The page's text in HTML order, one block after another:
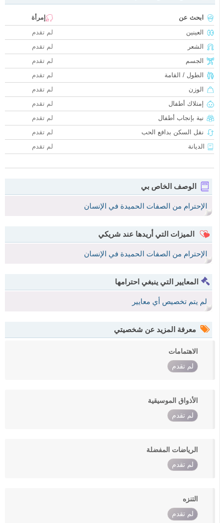
ابحث عن
إمرأة
العينين
لم تقدم
الشعر
لم تقدم
الجسم
لم تقدم
الطول / القامة
لم تقدم
الوزن
لم تقدم
إمتلاك أطفال
لم تقدم
نية بإنجاب أطفال
لم تقدم
نقل السكن بدافع الحب
لم تقدم
الديانة
لم تقدم
الوصف الخاص بي
الإحترام من الصفات الحميدة في الإنسان
الميزات التي أريدها عند شريكي
الإحترام من الصفات الحميدة في الإنسان
المعايير التي ينبغي احترامها
لم يتم تخصيص أي معايير
معرفة المزيد عن شخصيتي
الاهتمامات
لم تقدم
الأذواق الموسيقية
لم تقدم
الرياضات المفضلة
لم تقدم
التنزه
لم تقدم